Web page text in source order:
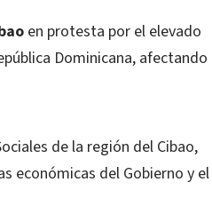
en protesta por el elevado
Dominicana, afectando
de la región del Cibao,
económicas del Gobierno y el